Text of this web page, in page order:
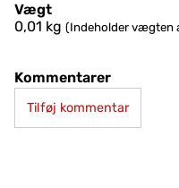
Vægt
0,01 kg (Indeholder vægten
Kommentarer
Tilføj kommentar